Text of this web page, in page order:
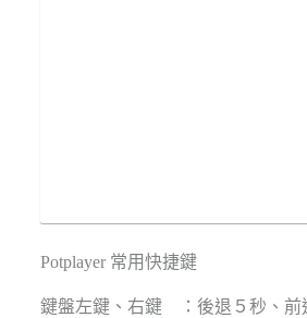
Potplayer 常用快捷鍵
鍵盤左鍵、右鍵 ：後退５秒、前